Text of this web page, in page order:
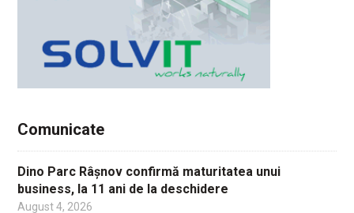
Comunicate
Dino Parc Râșnov confirmă maturitatea unui
business, la 11 ani de la deschidere
August 4, 2026